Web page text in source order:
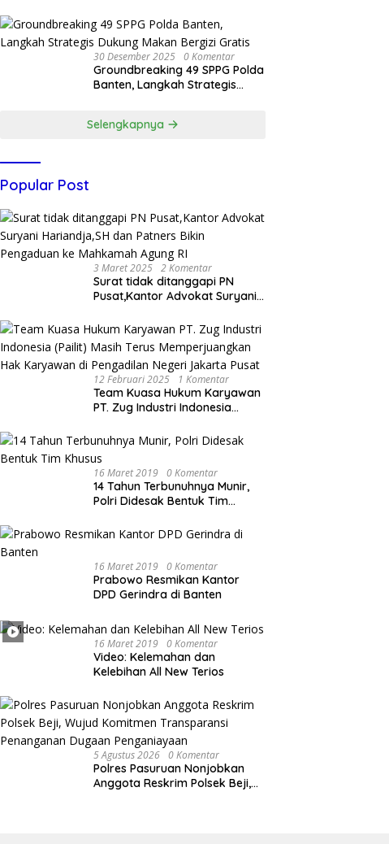
Pangan Nasional
30 Desember 2025 0 Komentar
Groundbreaking 49 SPPG Polda
Banten, Langkah Strategis
Selengkapnya
Popular Post
3 Maret 2025 2 Komentar
Surat tidak ditanggapi PN
Pusat,Kantor Advokat Suryani
Pengaduan ke Mahkamah
Agung RI
12 Februari 2025 1 Komentar
Team Kuasa Hukum Karyawan
PT. Zug Industri Indonesia
Memperjuangkan Hak
Karyawan di Pengadilan Negeri
Jakarta Pusat
16 Maret 2019 0 Komentar
14 Tahun Terbunuhnya Munir,
Polri Didesak Bentuk Tim
16 Maret 2019 0 Komentar
Prabowo Resmikan Kantor
DPD Gerindra di Banten
16 Maret 2019 0 Komentar
Video: Kelemahan dan
Kelebihan All New Terios
5 Agustus 2026 0 Komentar
Polres Pasuruan Nonjobkan
Anggota Reskrim Polsek Beji,